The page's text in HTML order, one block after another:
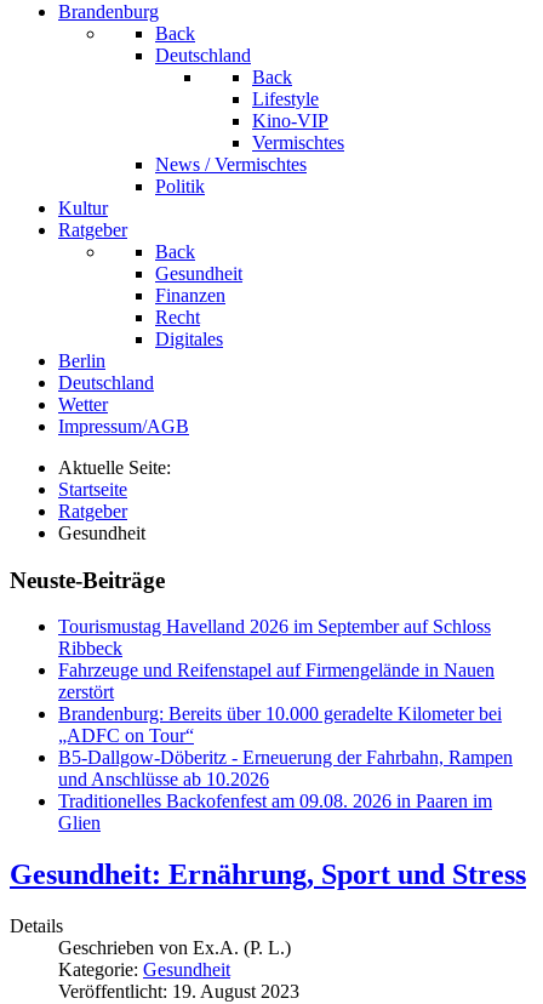
Brandenburg
Back
Deutschland
Back
Lifestyle
Kino-VIP
Vermischtes
News / Vermischtes
Politik
Kultur
Ratgeber
Back
Gesundheit
Finanzen
Recht
Digitales
Berlin
Deutschland
Wetter
Impressum/AGB
Aktuelle Seite:
Startseite
Ratgeber
Gesundheit
Neuste-Beiträge
Tourismustag Havelland 2026 im September auf Schloss
Ribbeck
Fahrzeuge und Reifenstapel auf Firmengelände in Nauen
zerstört
Brandenburg: Bereits über 10.000 geradelte Kilometer bei
„ADFC on Tour“
B5-Dallgow-Döberitz - Erneuerung der Fahrbahn, Rampen
und Anschlüsse ab 10.2026
Traditionelles Backofenfest am 09.08. 2026 in Paaren im
Glien
Gesundheit: Ernährung, Sport und Stress
Details
Geschrieben von Ex.A. (P. L.)
Kategorie: Gesundheit
Veröffentlicht: 19. August 2023